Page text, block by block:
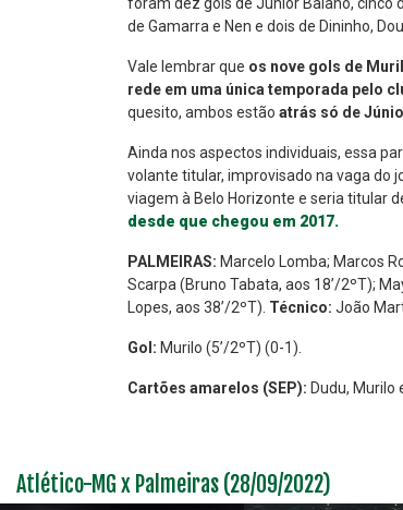
foram dez gols de Júnior Baiano, cinco
de Gamarra e Nen e dois de Dininho,
Vale lembrar que os nove gols de
rede em uma única temporada pelo
quesito, ambos estão atrás só de
Ainda nos aspectos individuais, essa
volante titular, improvisado na vaga do
viagem à Belo Horizonte e seria titular
desde que chegou em 2017.
PALMEIRAS: Marcelo Lomba; Marcos
Scarpa (Bruno Tabata, aos 18’/2ºT);
Lopes, aos 38’/2ºT). Técnico: João
Gol: Murilo (5’/2ºT) (0-1).
Cartões amarelos (SEP): Dudu, Murilo
Atlético-MG x Palmeiras (28/09/2022)